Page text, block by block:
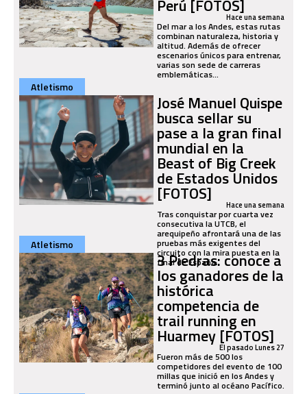
Perú [FOTOS]Hace una semana
Del mar a los Andes, estas rutas
combinan naturaleza, historia y
altitud. Además de ofrecer
escenarios únicos para entrenar,
varias son sede de carreras
emblemáticas...
Atletismo
José Manuel Quispe
busca sellar su
pase a la gran final
mundial en la
Beast of Big Creek
de Estados Unidos
[FOTOS] Hace una semana
Tras conquistar por cuarta vez
consecutiva la UTCB, el
arequipeño afrontará una de las
pruebas más exigentes del
circuito con la mira puesta en la
final de España.
Atletismo
3 Piedras: conoce a
los ganadores de la
histórica
competencia de
trail running en
Huarmey [FOTOS]
El pasado Lunes 27
Fueron más de 500 los
competidores del evento de 100
millas que inició en los Andes y
terminó junto al océano Pacífico.